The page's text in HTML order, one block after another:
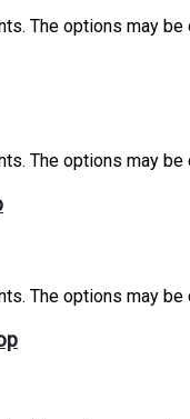
The options may
The options may
The options may